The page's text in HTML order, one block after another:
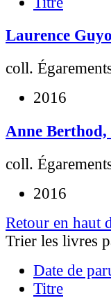
Laurence
coll.
2016
Anne
coll.
2016
Retour en haut
Trier les livres
Date de
Titre